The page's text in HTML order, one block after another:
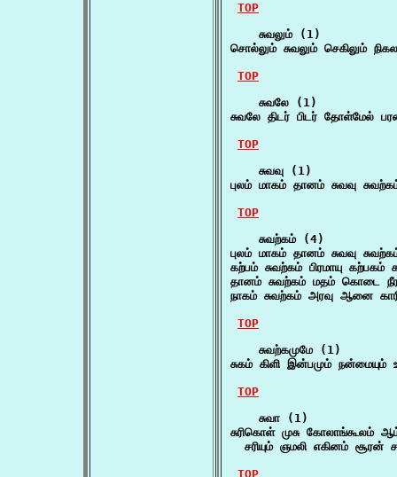
TOP
    சுவலும் (1)
சொல்லும் சுவலும் செகிலும்
TOP
    சுவலே (1)
சுவலே திடர் பிடர் தோள்மேல்
TOP
    சுவவு (1)
புலம் மாகம் தானம் சுவவு
TOP
    சுவற்கம் (4)
புலம் மாகம் தானம் சுவவு
கற்பம் சுவற்கம் பிரமாயு
தானம் சுவற்கம் மதம் கொடை
நாகம் சுவற்கம் அரவு ஆனை
TOP
    சுவற்கமுமே (1)
சுகம் கிளி இன்பமும் நன்மையும்
TOP
    சுவா (1)
சுரிகொள் முசு கோலாங்கூலம்
சரியும் ஞமலி எகினம் சூரன்
TOP